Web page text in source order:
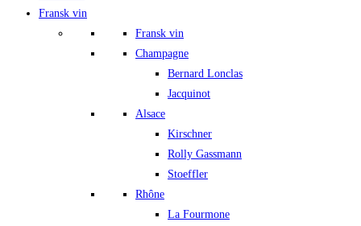
Fransk vin
Fransk vin
Champagne
Bernard Lonclas
Jacquinot
Alsace
Kirschner
Rolly Gassmann
Stoeffler
Rhône
La Fourmone